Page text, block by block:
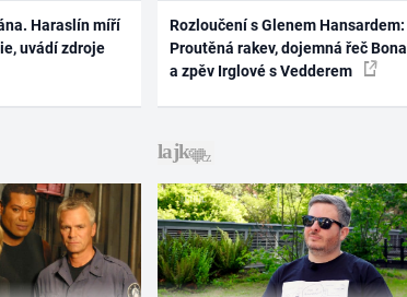
Haraslín míří
uvádí zdroje
Rozloučení s Glenem Hansardem:
Proutěná rakev, dojemná řeč Bona
a zpěv Irglové s Vedderem